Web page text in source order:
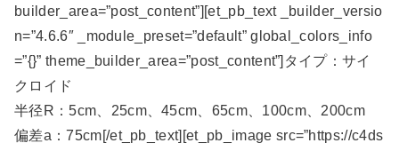
builder_area=”post_content”][et_pb_text _builder_versio
n=”4.6.6″ _module_preset=”default” global_colors_info
=”{}” theme_builder_area=”post_content”]タイプ：サイ
クロイド
半径R：5cm、25cm、45cm、65cm、100cm、200cm
偏差a：75cm[/et_pb_text][et_pb_image src=”https://c4ds